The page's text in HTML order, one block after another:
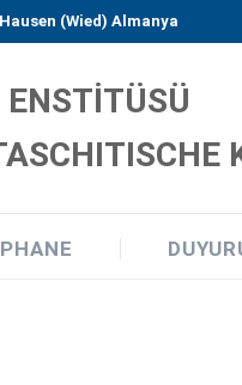
(Wied) Almanya